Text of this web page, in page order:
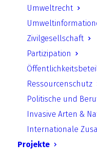
Umweltrecht
Zivilgesellschaft
Partizipation
Ressourcenschutz
Politische und
Invasive Arten &
Internationale
Projekte
Für diese
Natur
Link in